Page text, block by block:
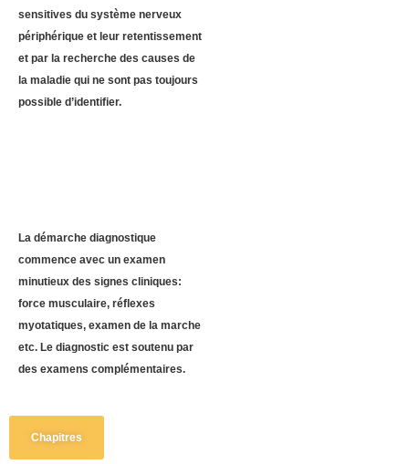
Chapitres
sensitives du système nerveux
périphérique et leur retentissement
et par la recherche des causes de
la maladie qui ne sont pas toujours
possible d’identifier.
La démarche diagnostique
commence avec un examen
minutieux des signes cliniques:
force musculaire, réflexes
myotatiques, examen de la marche
etc. Le diagnostic est soutenu par
des examens complémentaires.